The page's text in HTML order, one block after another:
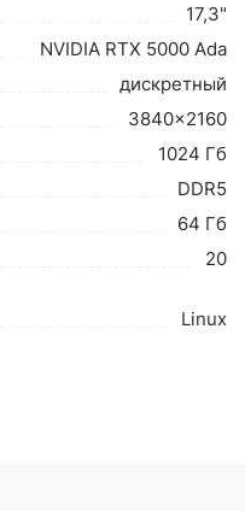
17,3"
NVIDIA RTX 5000 Ada
дискретный
3840x2160
1024 Гб
DDR5
64 Гб
20
Linux